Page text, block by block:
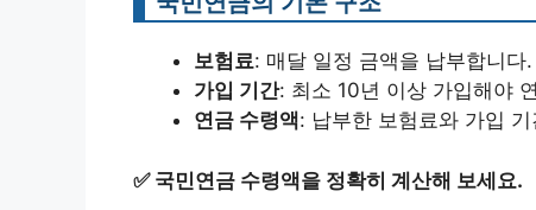
보험료: 매달 일정 금액을 납부합니다.
가입 기간: 최소 10년 이상 가입해야
연금 수령액: 납부한 보험료와 가입
✅ 국민연금 수령액을 정확히 계산해 보세요.